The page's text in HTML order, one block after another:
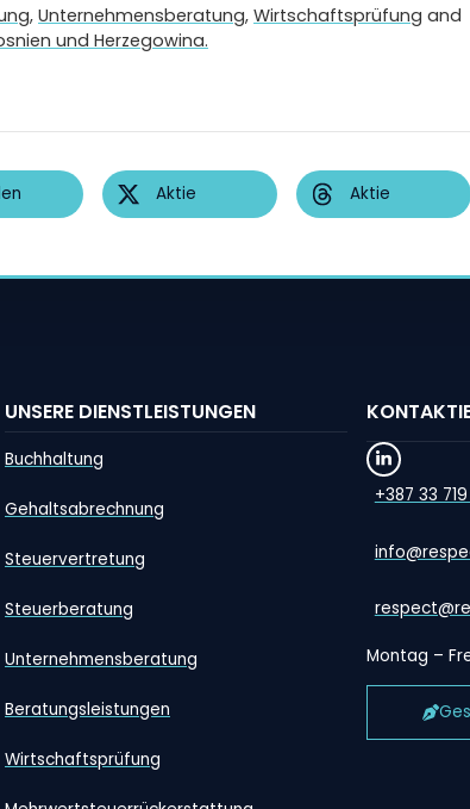
, Unternehmensberatung, Wirtschaftsprüfung and
und Herzegowina.
Aktie Aktie
UNSERE DIENSTLEISTUNGEN
Buchhaltung
Gehaltsabrechnung
Steuervertretung
Steuerberatung
Unternehmensberatung
Beratungsleistungen
Wirtschaftsprüfung
+387 33
Montag –